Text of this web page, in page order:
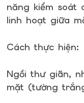
năng kiểm soát
linh hoạt giữa
Cách thực hiện:
Ngồi thư giãn,
mặt (tường